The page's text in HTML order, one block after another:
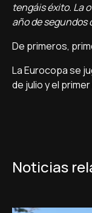
tengáis éxito. La
año de segundos
De primeros,
La Eurocopa se
de julio y el
Noticias